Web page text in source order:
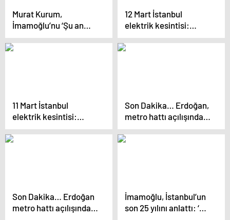
Murat Kurum,
İmamoğlu’nu ‘Şu an
istifa etmeli’ diyerek
hedef aldı: ‘Kent
12 Mart İstanbul
elektrik kesintisi:
İstanbul ilçelerinde
elektrikler ne zaman
11 Mart İstanbul
elektrik kesintisi:
İstanbul ilçelerinde
elektrikler ne zaman
Son Dakika… Erdoğan,
metro hattı açılışında
İBB’yi hedef aldı:
‘Yalandan başka bir şey
Son Dakika… Erdoğan
metro hattı açılışında
İmamoğlu, İstanbul’un
son 25 yılını anlattı: ‘Bu